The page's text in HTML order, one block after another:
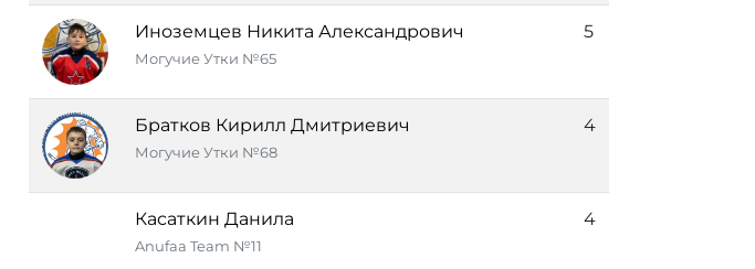
Иноземцев Никита Александрович
Могучие Утки №65
5
Братков Кирилл Дмитриевич
Могучие Утки №68
4
Касаткин Данила
Anufaa Team №11
4